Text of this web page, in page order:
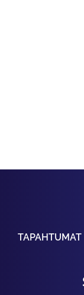
TAPAHTUMAT